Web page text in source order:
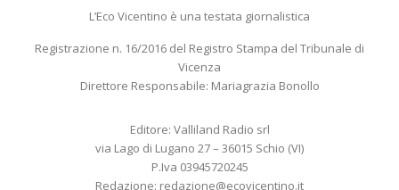
L’Eco Vicentino è una testata giornalistica
Registrazione n. 16/2016 del Registro Stampa del Tribunale di
Vicenza
Direttore Responsabile: Mariagrazia Bonollo
Editore: Valliland Radio srl
via Lago di Lugano 27 – 36015 Schio (VI)
P.Iva 03945720245
Redazione: redazione@ecovicentino.it